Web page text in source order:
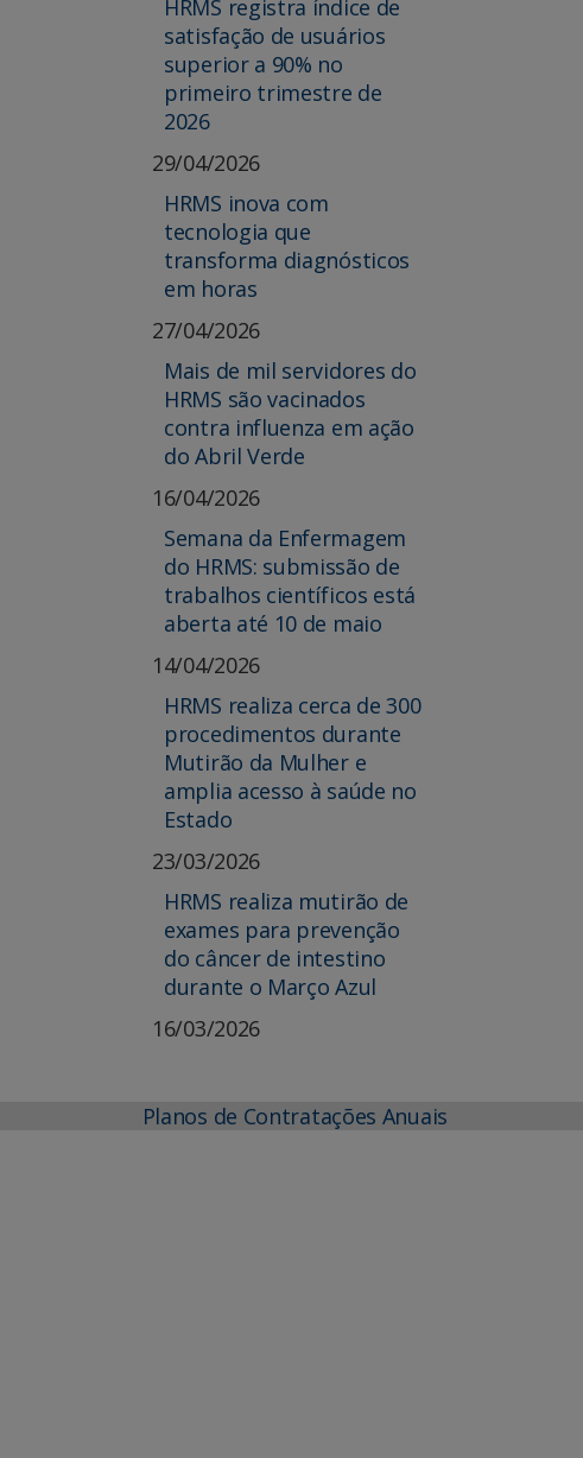
HRMS registra índice de
satisfação de usuários
superior a 90% no
primeiro trimestre de
2026
29/04/2026
HRMS inova com
tecnologia que
transforma diagnósticos
em horas
27/04/2026
Mais de mil servidores do
HRMS são vacinados
contra influenza em ação
do Abril Verde
16/04/2026
Semana da Enfermagem
do HRMS: submissão de
trabalhos científicos está
aberta até 10 de maio
14/04/2026
HRMS realiza cerca de 300
procedimentos durante
Mutirão da Mulher e
amplia acesso à saúde no
Estado
23/03/2026
HRMS realiza mutirão de
exames para prevenção
do câncer de intestino
durante o Março Azul
16/03/2026
Planos de Contratações Anuais